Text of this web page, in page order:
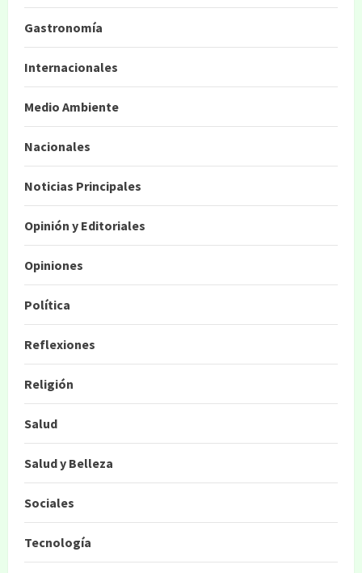
Gastronomía
Internacionales
Medio Ambiente
Nacionales
Noticias Principales
Opinión y Editoriales
Opiniones
Política
Reflexiones
Religión
Salud
Salud y Belleza
Sociales
Tecnología